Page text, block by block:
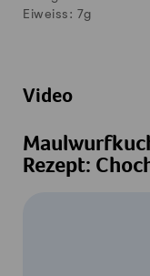
Eiweiss: 7g
Video
Rezept: